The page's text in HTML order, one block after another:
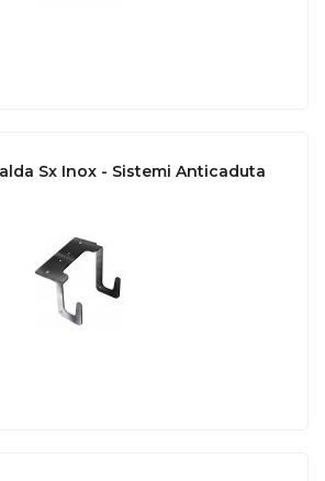
Sx Inox - Sistemi Anticaduta